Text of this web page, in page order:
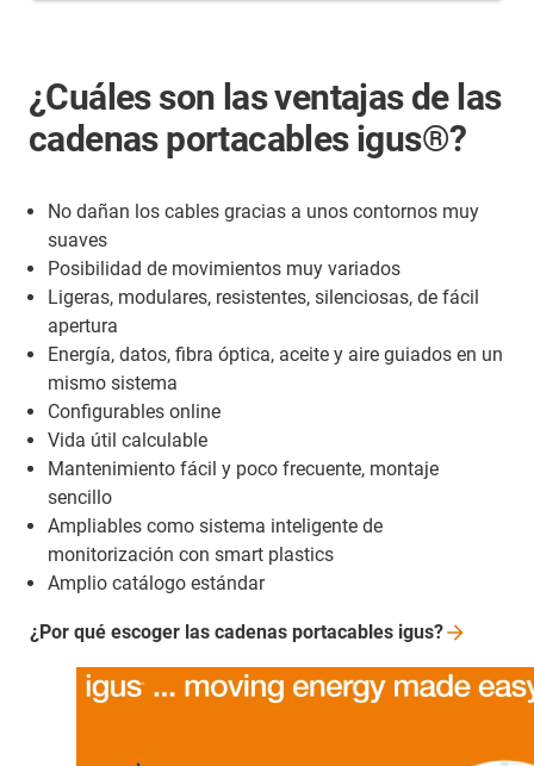
¿Cuáles son las ventajas de las
cadenas portacables igus®?
No dañan los cables gracias a unos contornos muy
suaves
Posibilidad de movimientos muy variados
Ligeras, modulares, resistentes, silenciosas, de fácil
apertura
Energía, datos, fibra óptica, aceite y aire guiados en un
mismo sistema
Configurables online
Vida útil calculable
Mantenimiento fácil y poco frecuente, montaje
sencillo
Ampliables como sistema inteligente de
monitorización con smart plastics
Amplio catálogo estándar
¿Por qué escoger las cadenas portacables igus?